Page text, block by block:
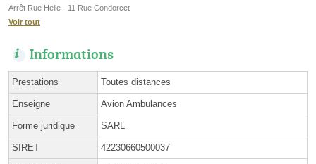
Arrêt Rue Helle - 11 Rue Condorcet
Voir tout
Informations
Prestations Toutes distances
Enseigne Avion Ambulances
Forme juridique SARL
SIRET 42230660500037